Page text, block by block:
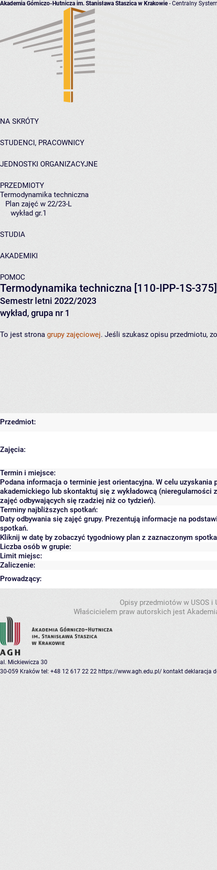
Akademia Górniczo-Hutnicza im. Stanisława Staszica w Krakowie- Centralny
NA SKRÓTY
STUDENCI, PRACOWNICY
JEDNOSTKI ORGANIZACYJNE
PRZEDMIOTY
Termodynamika techniczna
Plan zajęć w 22/23-L
wykład gr.1
STUDIA
AKADEMIKI
POMOC
Termodynamika techniczna [110-IPP-1S-375]
Semestr letni 2022/2023
wykład, grupa nr 1
To jest strona grupy zajęciowej. Jeśli szukasz opisu przedmiotu,
Przedmiot:
Zajęcia:
Termin i miejsce:
Podana informacja o terminie jest orientacyjna. W celu
akademickiego lub skontaktuj się z wykładowcą (nieregularności
zajęć odbywających się rzadziej niż co tydzień).
Terminy najbliższych spotkań:
Daty odbywania się zajęć grupy. Prezentują informacje na
spotkań.
Kliknij w datę by zobaczyć tygodniowy plan z zaznaczonym
Liczba osób w grupie:
Limit miejsc:
Zaliczenie:
Prowadzący:
Opisy przedmiotów w USOS
Właścicielem praw autorskich jest
al. Mickiewicza 30
30-059 Kraków tel: +48 12 617 22 22 https://www.agh.edu.pl/ kontakt deklaracja